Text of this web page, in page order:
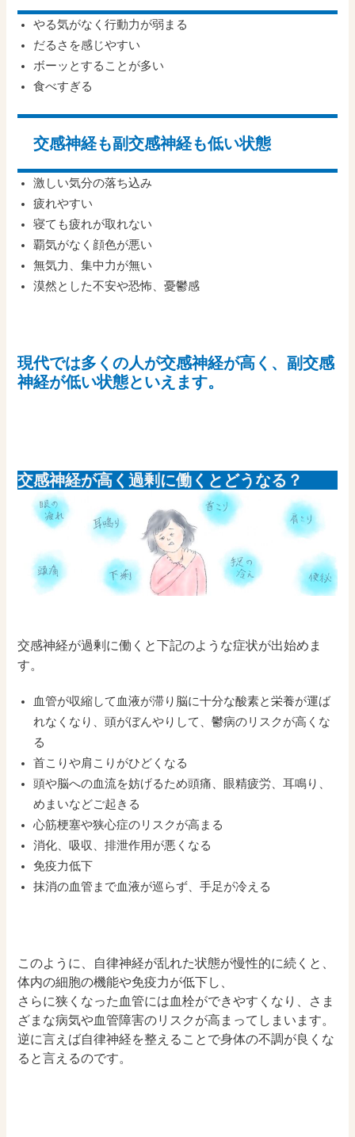
やる気がなく行動力が弱まる
だるさを感じやすい
ボーッとすることが多い
食べすぎる
交感神経も副交感神経も低い状態
激しい気分の落ち込み
疲れやすい
寝ても疲れが取れない
覇気がなく顔色が悪い
無気力、集中力が無い
漠然とした不安や恐怖、憂鬱感
現代では多くの人が交感神経が高く、副交感
神経が低い状態といえます。
交感神経が高く過剰に働くとどうなる？
交感神経が過剰に働くと下記のような症状が出始めま
す。
血管が収縮して血液が滞り脳に十分な酸素と栄養が運ば
れなくなり、頭がぼんやりして、鬱病のリスクが高くな
る
首こりや肩こりがひどくなる
頭や脳への血流を妨げるため頭痛、眼精疲労、耳鳴り、
めまいなどご起きる
心筋梗塞や狭心症のリスクが高まる
消化、吸収、排泄作用が悪くなる
免疫力低下
抹消の血管まで血液が巡らず、手足が冷える
このように、自律神経が乱れた状態が慢性的に続くと、
体内の細胞の機能や免疫力が低下し、
さらに狭くなった血管には血栓ができやすくなり、さま
ざまな病気や血管障害のリスクが高まってしまいます。
逆に言えば自律神経を整えることで身体の不調が良くな
ると言えるのです。